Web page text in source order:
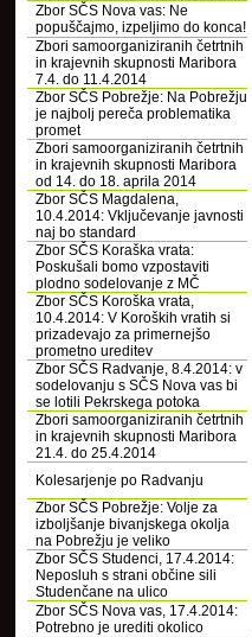
Zbor SČS Nova vas: Ne
popuščajmo, izpeljimo do konca!
Zbori samoorganiziranih četrtnih
in krajevnih skupnosti Maribora
7.4. do 11.4.2014
Zbor SČS Pobrežje: Na Pobrežju
je najbolj pereča problematika
promet
Zbori samoorganiziranih četrtnih
in krajevnih skupnosti Maribora
od 14. do 18. aprila 2014
Zbor SČS Magdalena,
10.4.2014: Vključevanje javnosti
naj bo standard
Zbor SČS Koraška vrata:
Poskušali bomo vzpostaviti
plodno sodelovanje z MČ
Zbor SČS Koroška vrata,
10.4.2014: V Koroških vratih si
prizadevajo za primernejšo
prometno ureditev
Zbor SČS Radvanje, 8.4.2014: v
sodelovanju s SČS Nova vas bi
se lotili Pekrskega potoka
Zbori samoorganiziranih četrtnih
in krajevnih skupnosti Maribora
21.4. do 25.4.2014
Kolesarjenje po Radvanju
Zbor SČS Pobrežje: Volje za
izboljšanje bivanjskega okolja
na Pobrežju je veliko
Zbor SČS Studenci, 17.4.2014:
Neposluh s strani občine sili
Studenčane na ulico
Zbor SČS Nova vas, 17.4.2014:
Potrebno je urediti okolico